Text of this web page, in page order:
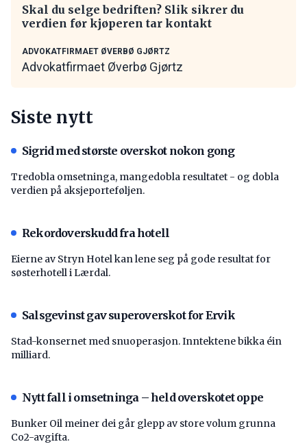
Skal du selge bedriften? Slik sikrer du
verdien før kjøperen tar kontakt
ADVOKATFIRMAET ØVERBØ GJØRTZ
Advokatfirmaet Øverbø Gjørtz
Siste nytt
Sigrid med største overskot nokon gong
Tredobla omsetninga, mangedobla resultatet - og dobla
verdien på aksjeporteføljen.
Rekordoverskudd fra hotell
Eierne av Stryn Hotel kan lene seg på gode resultat for
søsterhotell i Lærdal.
Salsgevinst gav superoverskot for Ervik
Stad-konsernet med snuoperasjon. Inntektene bikka éin
milliard.
Nytt fall i omsetninga – held overskotet oppe
Bunker Oil meiner dei går glepp av store volum grunna
Co2-avgifta.